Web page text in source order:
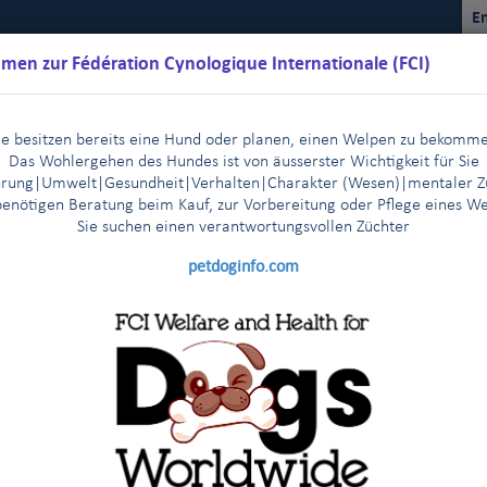
zur Fédération Cynologique Internationale (FCI)
besitzen bereits eine Hund oder planen, einen Welpen zu
Das Wohlergehen des Hundes ist von äusserster Wichtigkeit für Sie
(Wesen) |mentaler
Beratung beim Kauf, zur Vorbereitung oder Pflege eines
Sie suchen einen verantwortungsvollen Züchter
petdoginfo.com
Ergebnisse
Mr Bernhard Meyer, CEO of the VDH,
Helsinki - 29-30 October, 2013 | News from the FCI
Pazifik Verabschiedung des Anti-Homosexuellengesetzes in
für Wohlergehen und